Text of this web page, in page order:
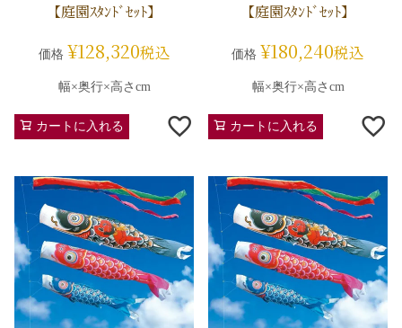
【庭園ｽﾀﾝﾄﾞｾｯﾄ】
価格 ¥128,320税込
幅×奥行×高さcm
カートに入れる
【庭園ｽﾀﾝﾄﾞｾｯﾄ】
価格 ¥180,240税込
幅×奥行×高さcm
カートに入れる